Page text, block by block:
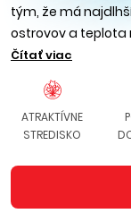
tým, že má
ostrovov a teplota
Čítať viac
ATRAKTÍVNE
STREDISKO